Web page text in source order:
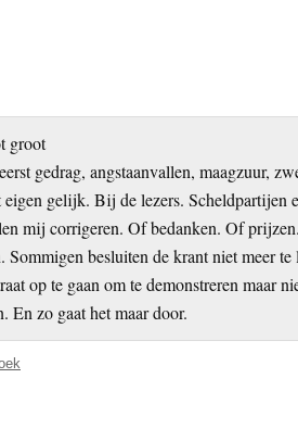
groot
gedrag, angstaanvallen, maagzuur,
eigen gelijk. Bij de lezers. Scheldpartijen
mij corrigeren. Of bedanken. Of
besluiten de krant niet meer
op te gaan om te demonstreren maar
En zo gaat het maar door.